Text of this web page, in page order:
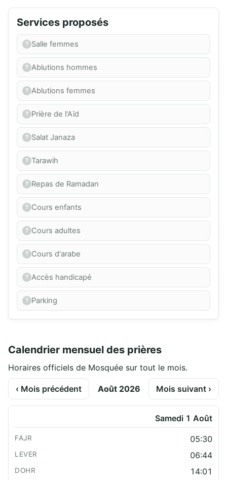
Services proposés
Salle femmes
Ablutions hommes
Ablutions femmes
Prière de l'Aïd
Salat Janaza
Tarawih
Repas de Ramadan
Cours enfants
Cours adultes
Cours d'arabe
Accès handicapé
Parking
Calendrier mensuel des prières
Horaires officiels de Mosquée sur tout le mois.
‹ Mois précédent Août 2026 Mois suivant ›
Samedi 1 Août
05:30
06:44
14:01